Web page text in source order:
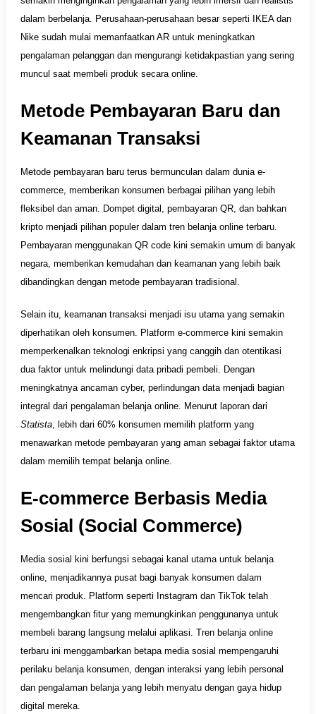
dalam berbelanja. Perusahaan-perusahaan besar seperti IKEA dan
Nike sudah mulai memanfaatkan AR untuk meningkatkan
pengalaman pelanggan dan mengurangi ketidakpastian yang sering
muncul saat membeli produk secara online.
Metode Pembayaran Baru dan
Keamanan Transaksi
Metode pembayaran baru terus bermunculan dalam dunia e-
commerce, memberikan konsumen berbagai pilihan yang lebih
fleksibel dan aman. Dompet digital, pembayaran QR, dan bahkan
kripto menjadi pilihan populer dalam tren belanja online terbaru.
Pembayaran menggunakan QR code kini semakin umum di banyak
negara, memberikan kemudahan dan keamanan yang lebih baik
dibandingkan dengan metode pembayaran tradisional.
Selain itu, keamanan transaksi menjadi isu utama yang semakin
diperhatikan oleh konsumen. Platform e-commerce kini semakin
memperkenalkan teknologi enkripsi yang canggih dan otentikasi
dua faktor untuk melindungi data pribadi pembeli. Dengan
meningkatnya ancaman cyber, perlindungan data menjadi bagian
integral dari pengalaman belanja online. Menurut laporan dari
Statista, lebih dari 60% konsumen memilih platform yang
menawarkan metode pembayaran yang aman sebagai faktor utama
dalam memilih tempat belanja online.
E-commerce Berbasis Media
Sosial (Social Commerce)
Media sosial kini berfungsi sebagai kanal utama untuk belanja
online, menjadikannya pusat bagi banyak konsumen dalam
mencari produk. Platform seperti Instagram dan TikTok telah
mengembangkan fitur yang memungkinkan penggunanya untuk
membeli barang langsung melalui aplikasi. Tren belanja online
terbaru ini menggambarkan betapa media sosial mempengaruhi
perilaku belanja konsumen, dengan interaksi yang lebih personal
dan pengalaman belanja yang lebih menyatu dengan gaya hidup
digital mereka.